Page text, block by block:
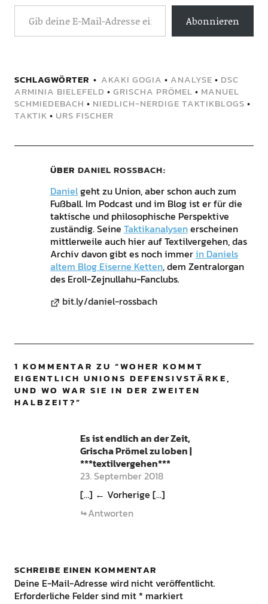
Abonnieren
SCHLAGWÖRTER AKAKI GOGIA • ANALYSE • DSC
ARMINIA BIELEFELD • GRISCHA PRÖMEL • MANUEL
SCHMIEDEBACH • NIEDLICH-NERDIGE TAKTIKBLOGS •
TAKTIK • URS FISCHER
ÜBER DANIEL ROSSBACH
Danielgeht zu Union, aber schon auch zum
Fußball. Im Podcast und im Blog ist er für die
taktische und philosophische Perspektive
zuständig. Seine Taktikanalysenerscheinen
mittlerweile auch hier auf Textilvergehen, das
Archiv davon gibt es noch immerin Daniels
altem Blog Eiserne Ketten, dem Zentralorgan
des Eroll-Zejnullahu-Fanclubs.
bit.ly/daniel-rossbach
1 KOMMENTAR ZU “WOHER KOMMT
EIGENTLICH UNIONS DEFENSIVSTÄRKE,
UND WO WAR SIE IN DER ZWEITEN
HALBZEIT?”
Es ist endlich an der Zeit,
Grischa Prömel zu loben |
***textilvergehen***
23. September 2018
[…] ← Vorherige […]
Antworten
SCHREIBE EINEN KOMMENTAR
Deine E-Mail-Adresse wird nicht veröffentlicht.
Erforderliche Felder sind mit * markiert